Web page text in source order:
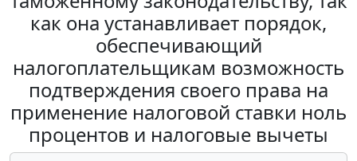
как она устанавливает порядок,
обеспечивающий
налогоплательщикам возможность
подтверждения своего права на
применение налоговой ставки ноль
процентов и налоговые вычеты